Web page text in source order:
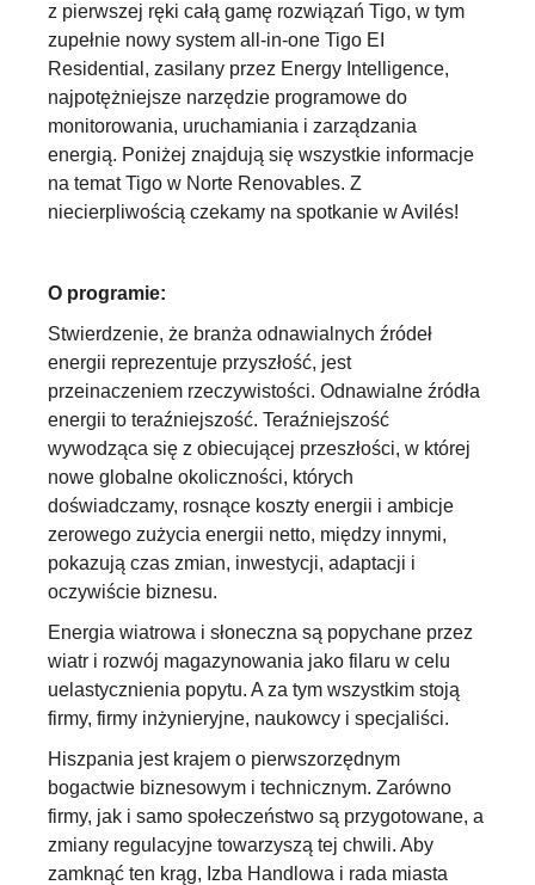
z pierwszej ręki całą gamę rozwiązań Tigo, w tym
zupełnie nowy system all-in-one Tigo EI
Residential, zasilany przez Energy Intelligence,
najpotężniejsze narzędzie programowe do
monitorowania, uruchamiania i zarządzania
energią. Poniżej znajdują się wszystkie informacje
na temat Tigo w Norte Renovables. Z
niecierpliwością czekamy na spotkanie w Avilés!
O programie:
Stwierdzenie, że branża odnawialnych źródeł
energii reprezentuje przyszłość, jest
przeinaczeniem rzeczywistości. Odnawialne źródła
energii to teraźniejszość. Teraźniejszość
wywodząca się z obiecującej przeszłości, w której
nowe globalne okoliczności, których
doświadczamy, rosnące koszty energii i ambicje
zerowego zużycia energii netto, między innymi,
pokazują czas zmian, inwestycji, adaptacji i
oczywiście biznesu.
Energia wiatrowa i słoneczna są popychane przez
wiatr i rozwój magazynowania jako filaru w celu
uelastycznienia popytu. A za tym wszystkim stoją
firmy, firmy inżynieryjne, naukowcy i specjaliści.
Hiszpania jest krajem o pierwszorzędnym
bogactwie biznesowym i technicznym. Zarówno
firmy, jak i samo społeczeństwo są przygotowane, a
zmiany regulacyjne towarzyszą tej chwili. Aby
zamknąć ten krąg, Izba Handlowa i rada miasta